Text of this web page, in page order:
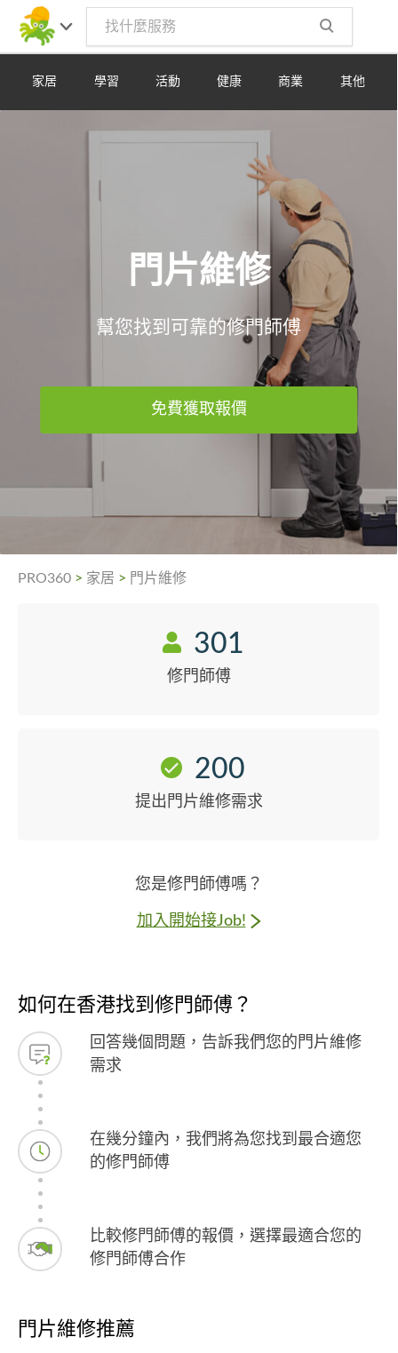
家居 學習 活動 健康 商業 其他
門片維修
幫您找到可靠的修門師傅
免費獲取報價
PRO360 > 家居 > 門片維修
301
修門師傅
200
提出門片維修需求
您是修門師傅嗎？
加入開始接Job!
如何在香港找到修門師傅？
回答幾個問題，告訴我們您的門片維修
需求
在幾分鐘內，我們將為您找到最合適您
的修門師傅
比較修門師傅的報價，選擇最適合您的
修門師傅合作
門片維修推薦